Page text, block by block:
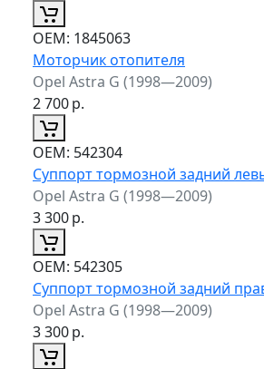
ОЕМ: 1845063
Моторчик отопителя
Opel Astra G (1998—2009)
2 700р.
ОЕМ: 542304
Суппорт тормозной задний
Opel Astra G (1998—2009)
3 300р.
ОЕМ: 542305
Суппорт тормозной задний
Opel Astra G (1998—2009)
3 300р.